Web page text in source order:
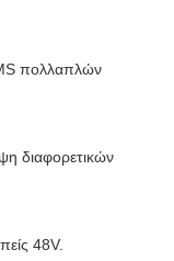
πολλαπλών
διαφορετικών
48V.